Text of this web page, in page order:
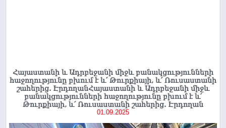
Հայաստանի և Ադրբեջանի միջև բանակցությունների
հաջողությունը բխում է և՛ Թուրքիայի, և՛ Ռուսաստանի
շահերից. ԷրդողանՀայաստանի և Ադրբեջանի միջև
բանակցությունների հաջողությունը բխում է և՛
Թուրքիայի, և՛ Ռուսաստանի շահերից. Էրդողան
01.09.2025